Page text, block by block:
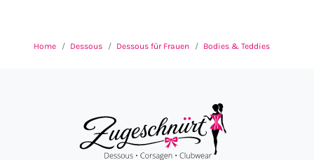
Home Dessous Dessous für Frauen Bodies & Teddies